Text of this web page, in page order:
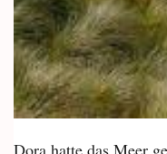
Dora hatte das Meer